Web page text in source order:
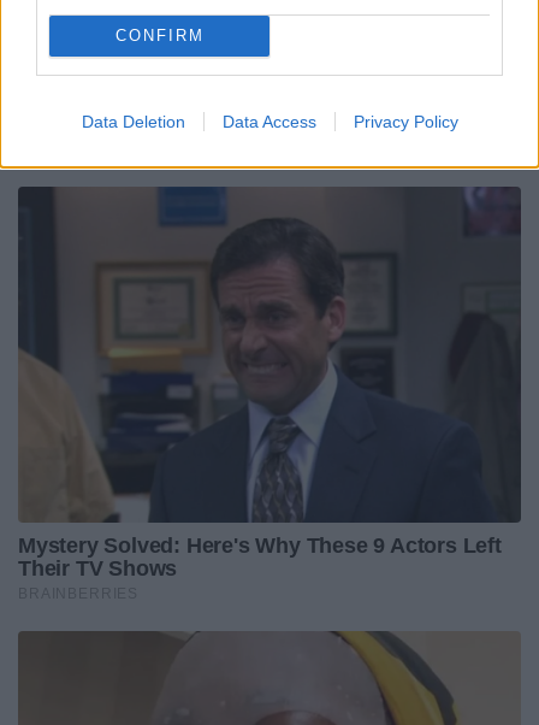
CONFIRM
Data Deletion Data Access Privacy Policy